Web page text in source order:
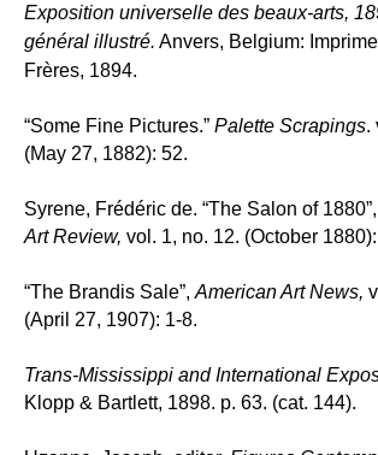
Exposition universelle des beaux-arts,
général illustré. Anvers, Belgium:
Frères, 1894.
“Some Fine Pictures.” Palette Scrapings.
(May 27, 1882): 52.
Syrene, Frédéric de. “The Salon of 1880”,
Art Review, vol. 1, no. 12. (October
“The Brandis Sale”, American Art News,
(April 27, 1907): 1-8.
Trans-Mississippi and International
Klopp & Bartlett, 1898. p. 63. (cat. 144).